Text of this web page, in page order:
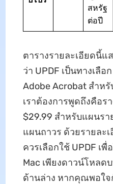
สหรัฐ
ต่อปี
ตารางรายละเอียดนี้แ
ว่า UPDF เป็นทางเลื
Adobe Acrobat สำห
เราต้องการพูดถึงคือร
$29.99 สำหรับแผนร
แผนถาวร ด้วยรายล
ควรเลือกใช้ UPDF เ
Mac เพียงดาวน์โหล
ด้านล่าง หากคุณพอใจ